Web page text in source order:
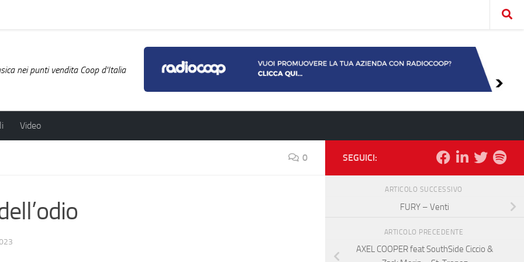
nei punti vendita Coop d'Italia
Video
0 SEGUICI:
ARTICOLO SUCCESSIVO
FURY – Venti
ARTICOLO PRECEDENTE
AXEL COOPER feat SouthSide Ciccio &